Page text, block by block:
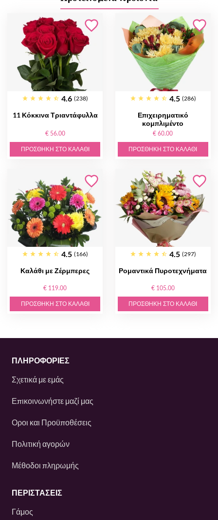
4.6 (238)
11 Κόκκινα Τριαντάφυλλα
€ 56.00
ΠΡΟΣΘΉΚΗ ΣΤΟ ΚΑΛΆΘΙ
4.5 (286)
Επιχειρηματικό
κομπλιμέντο
€ 60.00
ΠΡΟΣΘΉΚΗ ΣΤΟ ΚΑΛΆΘΙ
4.5 (166)
Καλάθι με Ζέρμπερες
€ 119.00
ΠΡΟΣΘΉΚΗ ΣΤΟ ΚΑΛΆΘΙ
4.5 (297)
Ρομαντικά Πυροτεχνήματα
€ 105.00
ΠΡΟΣΘΉΚΗ ΣΤΟ ΚΑΛΆΘΙ
ΠΛΗΡΟΦΟΡΙΕΣ
Σχετικά με εμάς
Επικοινωνήστε μαζί μας
Οροι και Προϋποθέσεις
Πολιτική αγορών
Μέθοδοι πληρωμής
ΠΕΡΙΣΤΆΣΕΙΣ
Γάμος